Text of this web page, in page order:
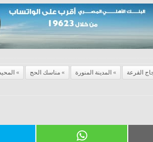
القرعة المدينة المنورة مناسك الحج